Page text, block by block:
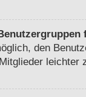
den
leichter